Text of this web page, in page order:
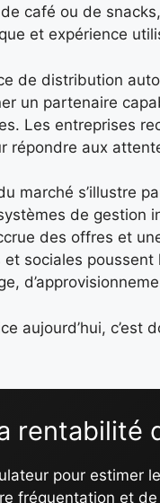
café ou de
et expérience
de distribution
un partenaire
Les entreprises
répondre aux
marché s’illustre
de gestion
des offres et
et sociales
aujourd’hui,
rentabilité
pour estimer
fréquentation et